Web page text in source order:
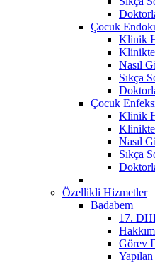
Çocuk
Klinik
Nasıl
Sıkça
Çocuk
Klinik
Nasıl
Sıkça
Özellikli Hizmetler
Badabem
17.
Görev